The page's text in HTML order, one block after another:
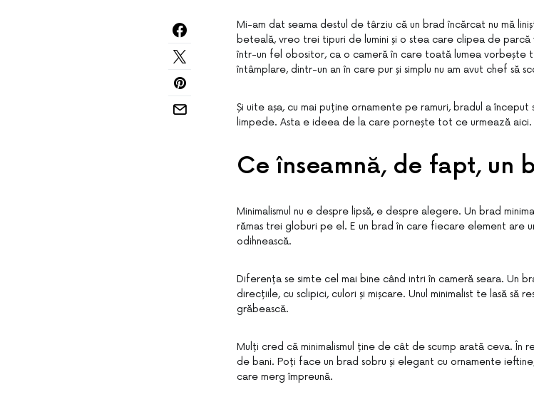
Mi-am dat seama destul de târziu că un brad încărcat nu mă
beteală, vreo trei tipuri de lumini și o stea care clipea de
într-un fel obositor, ca o cameră în care toată lumea vorbește
întâmplare, dintr-un an în care pur și simplu nu am avut chef să
Și uite așa, cu mai puține ornamente pe ramuri, bradul a început
limpede. Asta e ideea de la care pornește tot ce urmează aici.
Ce înseamnă, de fapt, un
Minimalismul nu e despre lipsă, e despre alegere. Un brad
rămas trei globuri pe el. E un brad în care fiecare element are
odihnească.
Diferența se simte cel mai bine când intri în cameră seara. Un
direcțiile, cu sclipici, culori și mișcare. Unul minimalist te lasă să
grăbească.
Mulți cred că minimalismul ține de cât de scump arată ceva. În
de bani. Poți face un brad sobru și elegant cu ornamente
care merg împreună.